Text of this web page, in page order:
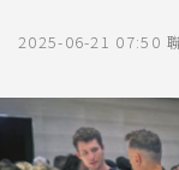
2025-06-21 07:50